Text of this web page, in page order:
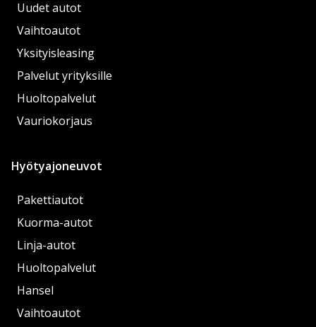
Uudet autot
Vaihtoautot
Yksityisleasing
Palvelut yrityksille
Huoltopalvelut
Vauriokorjaus
Hyötyajoneuvot
Pakettiautot
Kuorma-autot
Linja-autot
Huoltopalvelut
Hansel
Vaihtoautot